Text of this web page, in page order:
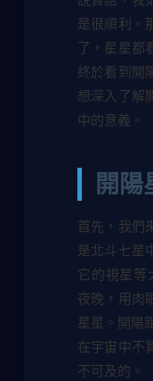
是很順利。
了，星星都
終於看到開
想深入了解
中的意義。
開
首先，我們
是北斗七星
它的視星等
夜晚，用肉
星星。開陽
在宇宙中不
不可及的。